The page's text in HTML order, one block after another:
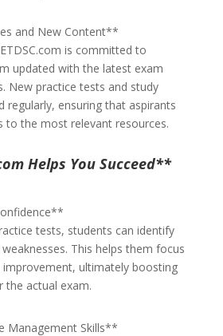
and New Content**
is committed to
updated with the latest exam
New practice tests and study
regularly, ensuring that aspirants
to the most relevant resources.
Helps You Succeed**
tests, students can identify
This helps them focus
ultimately boosting
the actual exam.
Management Skills**